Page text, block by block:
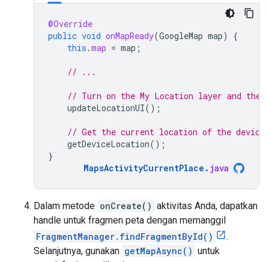
@Override
public void onMapReady(GoogleMap map)
{
this .map = map ;
// ...
// Turn on the My Location layer and the
updateLocationUI();
// Get the current location of the device
getDeviceLocation();
}
MapsActivityCurrentPlace . java
Dalam metode onCreate() aktivitas Anda, dapatkan
handle untuk fragmen peta dengan memanggil
FragmentManager.findFragmentById()
.
Selanjutnya, gunakan getMapAsync() untuk